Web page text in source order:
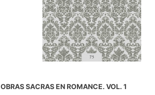
OBRAS SACRAS EN ROMANCE. VOL. 1